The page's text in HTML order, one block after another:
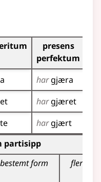
presens
perfektum
hargjæra
hargjæret
hargjært
(partisippformer)
partisipp
bestemt form flertall